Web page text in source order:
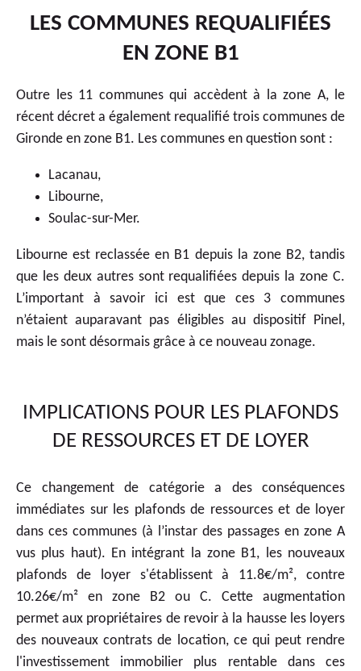
LES COMMUNES REQUALIFIÉES
EN ZONE B1
Outre les 11 communes qui accèdent à la zone A, le
récent décret a également requalifié trois communes de
Gironde en zone B1. Les communes en question sont :
Lacanau,
Libourne,
Soulac-sur-Mer.
Libourne est reclassée en B1 depuis la zone B2, tandis
que les deux autres sont requalifiées depuis la zone C.
L’important à savoir ici est que ces 3 communes
n’étaient auparavant pas éligibles au dispositif Pinel,
mais le sont désormais grâce à ce nouveau zonage.
IMPLICATIONS POUR LES PLAFONDS
DE RESSOURCES ET DE LOYER
Ce changement de catégorie a des conséquences
immédiates sur les plafonds de ressources et de loyer
dans ces communes (à l’instar des passages en zone A
vus plus haut). En intégrant la zone B1, les nouveaux
plafonds de loyer s'établissent à 11.8€/m², contre
10.26€/m² en zone B2 ou C. Cette augmentation
permet aux propriétaires de revoir à la hausse les loyers
des nouveaux contrats de location, ce qui peut rendre
l'investissement immobilier plus rentable dans ces